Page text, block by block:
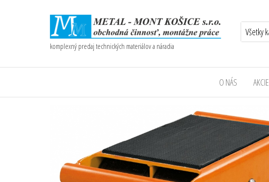
komplexný predaj technických materiálov a náradia
O NÁS AKCIE